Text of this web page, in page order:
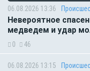
06.08.2026 13:36
Невероятное
медведем и удар
0 46
06.08.2026 13:15